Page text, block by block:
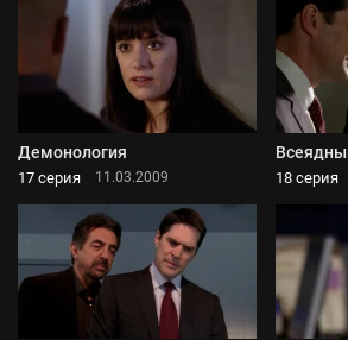
Демонология
17 серия 11.03.2009 18 серия